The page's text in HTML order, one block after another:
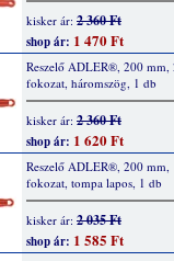
kisker ár: 2 360 Ft
shop ár: 1 470 Ft
Reszelő ADLER®, 200 mm,
fokozat, háromszög, 1 db
kisker ár: 2 360 Ft
shop ár: 1 620 Ft
Reszelő ADLER®, 200 mm,
fokozat, tompa lapos, 1 db
kisker ár: 2 035 Ft
shop ár: 1 585 Ft